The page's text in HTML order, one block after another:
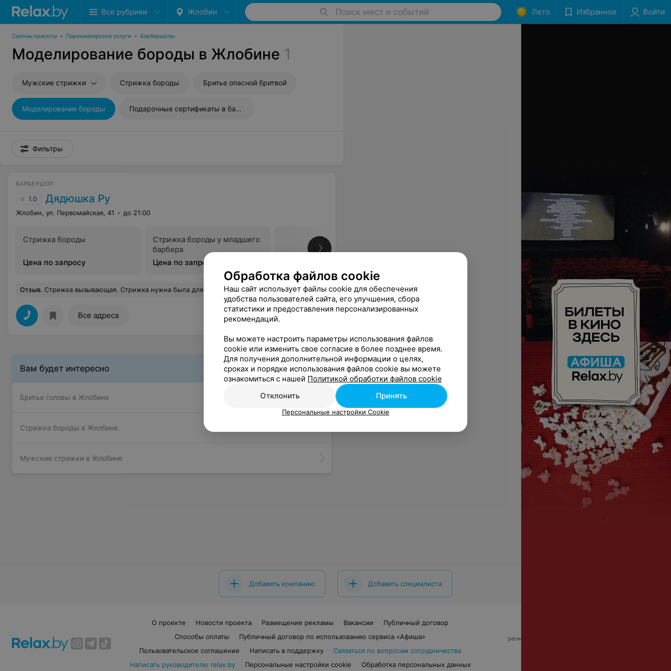
Все рубрики Жлобин Поиск мест и событий Лето Избранное Войти
Салоны красоты • Парикмахерские услуги • Барбершопы
Моделирование бороды в Жлобине 1
Мужские стрижки Стрижка бороды Бритье опасной бритвой
Моделирование бороды Подарочные сертификаты в барбершопы
Фильтры
БАРБЕРШОП
1.0 Дядюшка Ру
Жлобин, ул. Первомайская, 41 до 21:00
Стрижка бороды
Цена по запросу
Стрижка бороды у младшего
барбера
Цена по запросу
Все цены
Отзыв. Стрижка вызывающая. Стрижка нужна была для деловых встреч, скромная. Объяснил, что не представляю результата - не предложили вариантов. Если бы показали, что получат по итогу выбритые бока, я бы отказался, потому что мне такое не нравится. Но выбора не дали. Мои пожелания не учли. В итоге постригли как под копирку... За самую высокую цену в городе. Стрижка не понравилась. Выступать перед людьми стыдно. Стрижка для деловых встреч не должна вызывать много внимания, не должна отвлекать от дела ни меня, ни собеседника. Нет индивидуального подхода. Очень расстроен. Еще
Все адреса
Вам будет интересно
Бритье головы в Жлобине
Стрижка бороды в Жлобине
Мужские стрижки в Жлобине
Добавить компанию Добавить специалиста
О проекте Новости проекта Размещение рекламы Вакансии
Публичный договор
Способы оплаты
Публичный договор по использованию сервиса «Афиша»
Пользовательское соглашение
Написать в поддержку
Связаться по вопросам сотрудничества
Написать руководителю relax.by
Персональные настройки cookie Обработка персональных данных
регистрирующий орган - Минский горисполком
Обработка файлов cookie
Наш сайт использует файлы cookie для обеспечения
удобства пользователей сайта, его улучшения, сбора
статистики и предоставления персонализированных
рекомендаций.
Вы можете настроить параметры использования файлов
cookie или изменить свое согласие в более позднее время.
Для получения дополнительной информации о целях,
сроках и порядке использования файлов cookie вы можете
ознакомиться с нашей Политикой обработки файлов cookie
Отклонить
Принять
Персональные настройки Cookie